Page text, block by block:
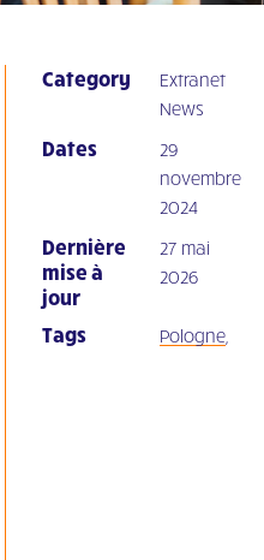
Category
Extranet
News
Dates
29
novembre
2024
Dernière
mise à
jour
27 mai
2026
Tags Pologne,